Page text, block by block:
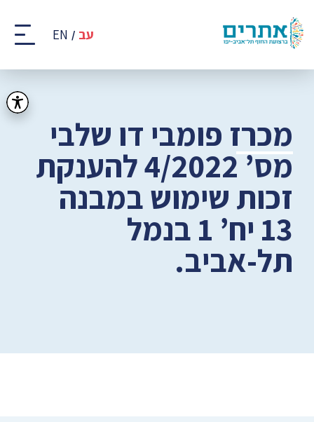
קבוצת
אתרים
-
עב EN
מכרז פומבי דו שלבי
מס’ 4/2022 להענקת
זכות שימוש במבנה
13 יח’ 1 בנמל
תל-אביב.